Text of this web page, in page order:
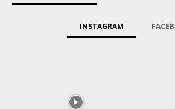
INSTAGRAM